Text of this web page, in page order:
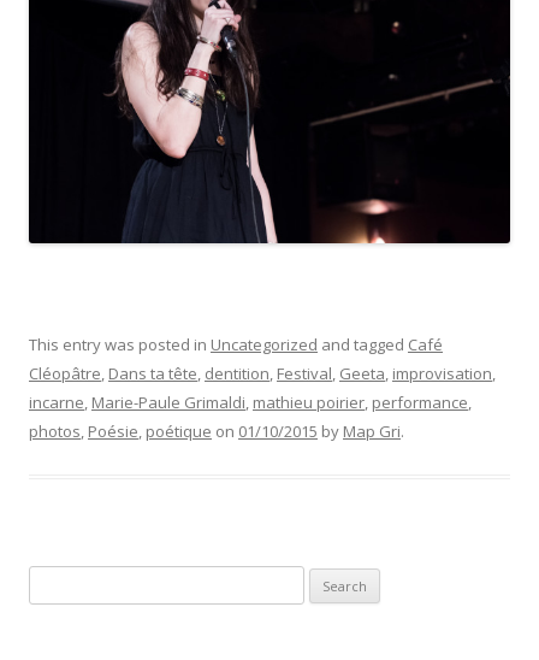
This entry was posted in Uncategorized and tagged Café
Cléopâtre, Dans ta tête, dentition, Festival, Geeta, improvisation,
incarne, Marie-Paule Grimaldi, mathieu poirier, performance,
photos, Poésie, poétique on 01/10/2015 by Map Gri.
for: